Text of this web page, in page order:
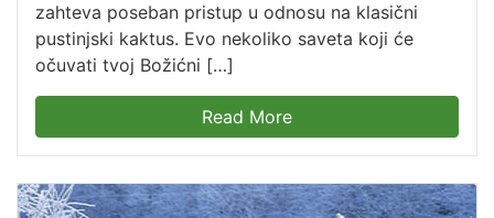
zahteva poseban pristup u odnosu na klasični
pustinjski kaktus. Evo nekoliko saveta koji će
očuvati tvoj Božićni […]
Read More